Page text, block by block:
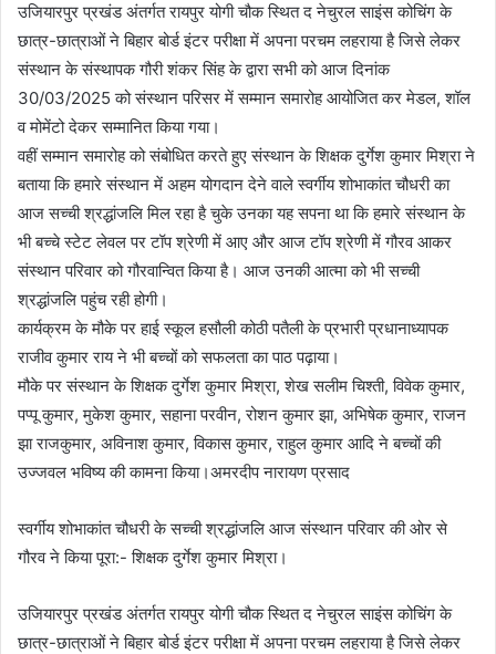
उजियारपुर प्रखंड अंतर्गत रायपुर योगी चौक स्थित द नेचुरल साइंस कोचिंग के
छात्र-छात्राओं ने बिहार बोर्ड इंटर परीक्षा में अपना परचम लहराया है जिसे लेकर
संस्थान के संस्थापक गौरी शंकर सिंह के द्वारा सभी को आज दिनांक
30/03/2025 को संस्थान परिसर में सम्मान समारोह आयोजित कर मेडल, शॉल
व मोमेंटो देकर सम्मानित किया गया।
वहीं सम्मान समारोह को संबोधित करते हुए संस्थान के शिक्षक दुर्गेश कुमार मिश्रा ने
बताया कि हमारे संस्थान में अहम योगदान देने वाले स्वर्गीय शोभाकांत चौधरी का
आज सच्ची श्रद्धांजलि मिल रहा है चुके उनका यह सपना था कि हमारे संस्थान के
भी बच्चे स्टेट लेवल पर टॉप श्रेणी में आए और आज टॉप श्रेणी में गौरव आकर
संस्थान परिवार को गौरवान्वित किया है। आज उनकी आत्मा को भी सच्ची
श्रद्धांजलि पहुंच रही होगी।
कार्यक्रम के मौके पर हाई स्कूल हसौली कोठी पतैली के प्रभारी प्रधानाध्यापक
राजीव कुमार राय ने भी बच्चों को सफलता का पाठ पढ़ाया।
मौके पर संस्थान के शिक्षक दुर्गेश कुमार मिश्रा, शेख सलीम चिश्ती, विवेक कुमार,
पप्पू कुमार, मुकेश कुमार, सहाना परवीन, रोशन कुमार झा, अभिषेक कुमार, राजन
झा राजकुमार, अविनाश कुमार, विकास कुमार, राहुल कुमार आदि ने बच्चों की
उज्जवल भविष्य की कामना किया।अमरदीप नारायण प्रसाद
स्वर्गीय शोभाकांत चौधरी के सच्ची श्रद्धांजलि आज संस्थान परिवार की ओर से
गौरव ने किया पूरा:- शिक्षक दुर्गेश कुमार मिश्रा।
उजियारपुर प्रखंड अंतर्गत रायपुर योगी चौक स्थित द नेचुरल साइंस कोचिंग के
छात्र-छात्राओं ने बिहार बोर्ड इंटर परीक्षा में अपना परचम लहराया है जिसे लेकर